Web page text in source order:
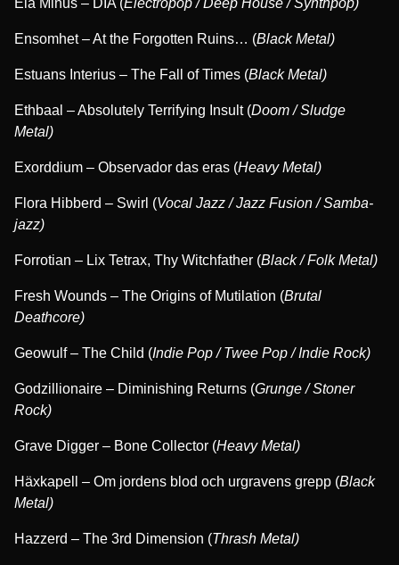
Ensomhet – At the Forgotten Ruins… (Black Metal)
Estuans Interius – The Fall of Times (Black Metal)
Ethbaal – Absolutely Terrifying Insult (Doom / Sludge
Metal)
Exorddium – Observador das eras (Heavy Metal)
Flora Hibberd – Swirl (Vocal Jazz / Jazz Fusion / Samba-
jazz)
Forrotian – Lix Tetrax, Thy Witchfather (Black / Folk Metal)
Fresh Wounds – The Origins of Mutilation (Brutal
Deathcore)
Geowulf – The Child (Indie Pop / Twee Pop / Indie Rock)
Godzillionaire – Diminishing Returns (Grunge / Stoner
Rock)
Grave Digger – Bone Collector (Heavy Metal)
Häxkapell – Om jordens blod och urgravens grepp (Black
Metal)
Hazzerd – The 3rd Dimension (Thrash Metal)